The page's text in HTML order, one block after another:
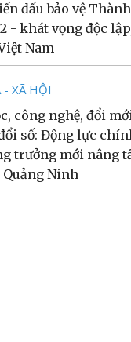
đấu bảo vệ
- khát vọng độc
Nam
- XÃ HỘI
công nghệ, đổi
số: Động lực
trưởng mới nâng
Ninh